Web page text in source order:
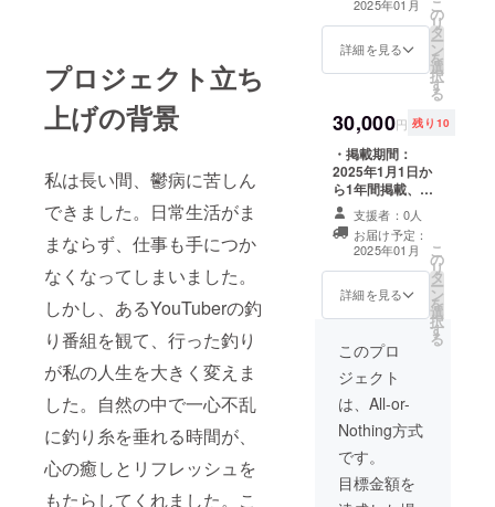
プロジェクト立ち
上げの背景
私は長い間、鬱病に苦しん
できました。日常生活がま
まならず、仕事も手につか
なくなってしまいました。
しかし、あるYouTuberの釣
り番組を観て、行った釣り
が私の人生を大きく変えま
した。自然の中で一心不乱
に釣り糸を垂れる時間が、
心の癒しとリフレッシュを
もたらしてくれました。こ
す。 ・10,000円
リターン: Tシャ
ツ ・サイズ展開:
S,M,ｌ ・カラー
2025年01月
詳細を見る
こ
の
リ
タ
ー
ン
を
選
択
す
る
30,000円 残り10
・掲載期間：
2025年1月1日か
ら1年間掲載、
・掲載方法：文
字のみ、ロゴ・
バナー掲載、掲
載サイズなど可
能な限り詳しく
・注意事項：支
されるお名前を
ご記入ください
：ロゴやバナー
などの画像の受
け渡しについて
は、プロジェク
ト終了後にお送
りするメールを
ご確認くださ
支援者：0人
お届け予定：
2025年01月
詳細を見る
こ
の
リ
タ
ー
ン
を
選
択
す
る
このプロ
ジェクト
は、All-or-
Nothing方式
です。
目標金額を